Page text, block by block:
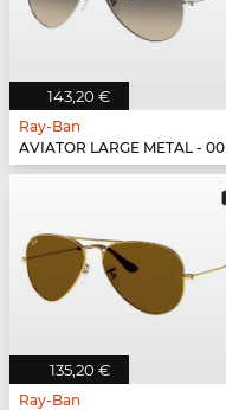
143,20 €
Ray-Ban
AVIATOR LARGE METAL - 003/32
135,20 €
Ray-Ban